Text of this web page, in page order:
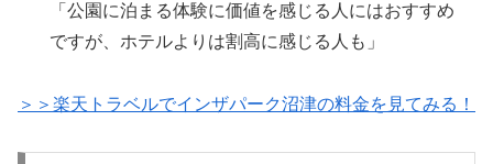
「公園に泊まる体験に価値を感じる人にはおすすめ
ですが、ホテルよりは割高に感じる人も」
＞＞楽天トラベルでインザパーク沼津の料金を見てみる！